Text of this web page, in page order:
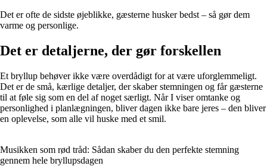
Det er ofte de sidste øjeblikke, gæsterne husker bedst – så gør dem
varme og personlige.
Det er detaljerne, der gør forskellen
Et bryllup behøver ikke være overdådigt for at være uforglemmeligt.
Det er de små, kærlige detaljer, der skaber stemningen og får gæsterne
til at føle sig som en del af noget særligt. Når I viser omtanke og
personlighed i planlægningen, bliver dagen ikke bare jeres – den bliver
en oplevelse, som alle vil huske med et smil.
Musikken som rød tråd: Sådan skaber du den perfekte stemning
gennem hele bryllupsdagen